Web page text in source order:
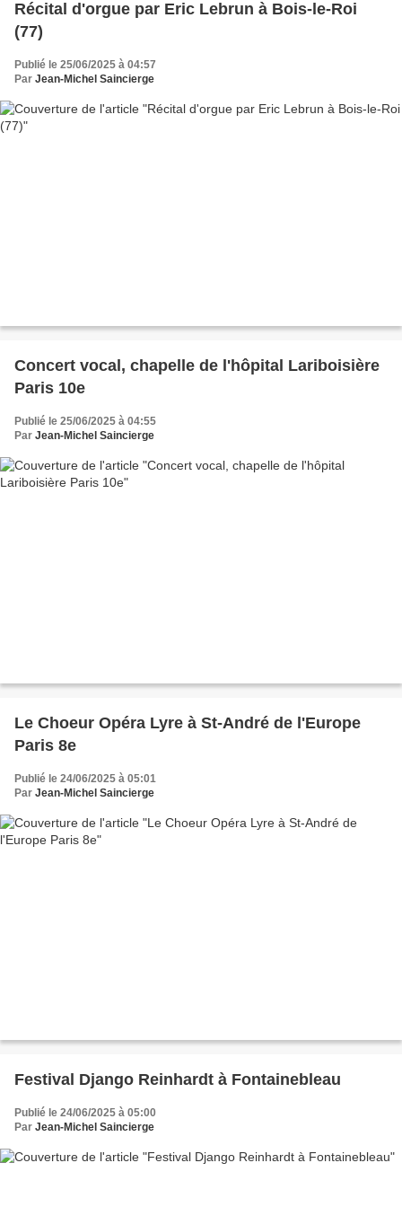
Récital d'orgue par Eric Lebrun à Bois-le-Roi
(77)
Publié le 25/06/2025 à 04:57
Par Jean-Michel Saincierge
Concert vocal, chapelle de l'hôpital Lariboisière
Paris 10e
Publié le 25/06/2025 à 04:55
Par Jean-Michel Saincierge
Le Choeur Opéra Lyre à St-André de l'Europe
Paris 8e
Publié le 24/06/2025 à 05:01
Par Jean-Michel Saincierge
Festival Django Reinhardt à Fontainebleau
Publié le 24/06/2025 à 05:00
Par Jean-Michel Saincierge